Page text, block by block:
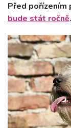
Před
bude stát ročně.